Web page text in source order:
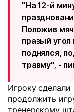
"На 12-й
Положив
правый угол
поднялся,
травму", -
Игроку сделали
продолжить
тренерскому